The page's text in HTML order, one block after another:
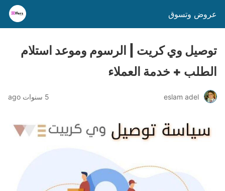
عروض وتسوق
توصيل وي كريت | الرسوم وموعد استلام
الطلب + خدمة العملاء
eslam adel 5 سنوات ago